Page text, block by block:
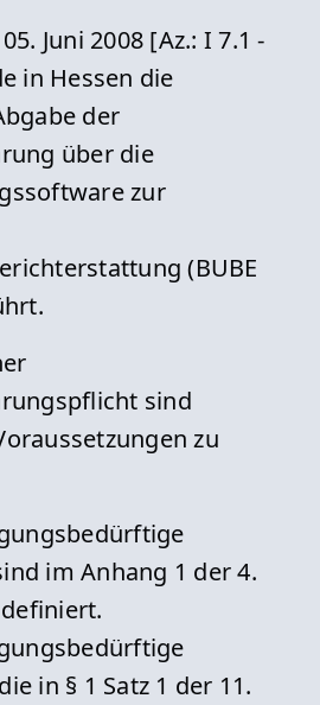
Juni 2008 [Az.: I 7.1 -
in Hessen die
der
über die
zur
(BUBE
sind
zu
im Anhang 1 der 4.
in § 1 Satz 1 der 11.